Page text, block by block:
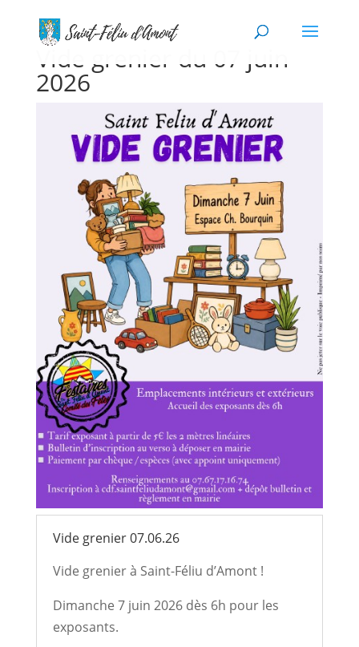
Vide grenier du 07 juin
2026
Vide grenier 07.06.26
Vide grenier à Saint-Féliu d’Amont !
Dimanche 7 juin 2026 dès 6h pour les
exposants.